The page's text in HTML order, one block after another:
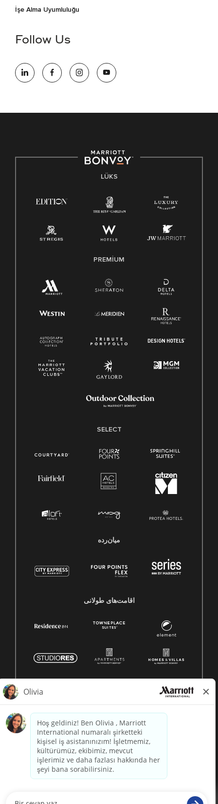
İşe Alma Uyumluluğu
Follow Us
LÜKS
PREMIUM
SELECT
میان‌رده
اقامت‌های طولانی
Marriott proprietary information